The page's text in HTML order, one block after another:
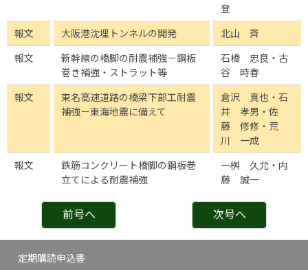
登
報文
大阪港沈埋トンネルの開発
北山 斉
報文
新幹線の橋脚の耐震補強－鋼板
巻き補強・ストラット等
石橋 忠良・古
谷 時春
報文
東名高速道路の橋梁下部工耐震
補強－東海地震に備えて
倉沢 真也・石
井 孝男・佐
藤 修修・荒
川 一成
報文
鉄筋コンクリート橋脚の鋼板巻
立てによる耐震補強
一桝 久允・内
藤 誠一
前号へ 次号へ
定期購読申込書